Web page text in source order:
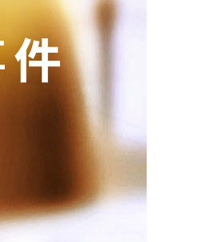
好色视频APP下载架
變速箱托盤
衝壓件料架
消聲器料架
手推車
氣瓶料架
隱藏式馬桶水箱支架
汽車行業
衛浴行業